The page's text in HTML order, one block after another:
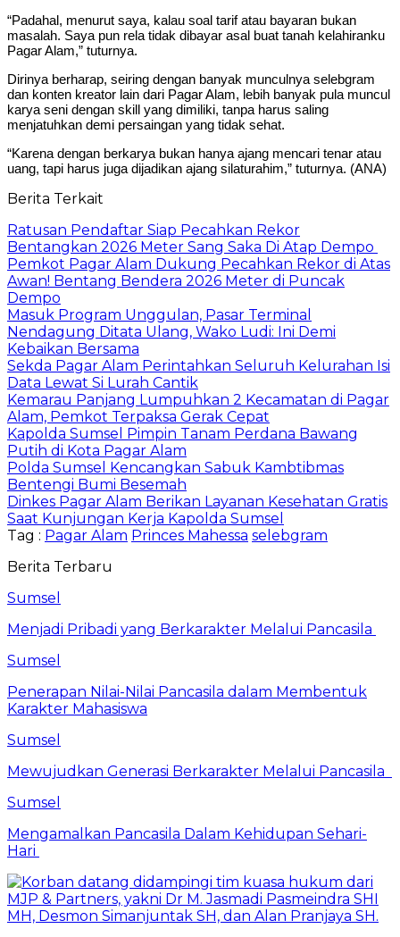
“Padahal, menurut saya, kalau soal tarif atau bayaran bukan
masalah. Saya pun rela tidak dibayar asal buat tanah kelahiranku
Pagar Alam,” tuturnya.
Dirinya berharap, seiring dengan banyak munculnya selebgram
dan konten kreator lain dari Pagar Alam, lebih banyak pula muncul
karya seni dengan skill yang dimiliki, tanpa harus saling
menjatuhkan demi persaingan yang tidak sehat.
“Karena dengan berkarya bukan hanya ajang mencari tenar atau
uang, tapi harus juga dijadikan ajang silaturahim,” tuturnya. (ANA)
Berita Terkait
Ratusan Pendaftar Siap Pecahkan Rekor
Bentangkan 2026 Meter Sang Saka Di Atap Dempo
Pemkot Pagar Alam Dukung Pecahkan Rekor di Atas
Awan! Bentang Bendera 2026 Meter di Puncak
Dempo
Masuk Program Unggulan, Pasar Terminal
Nendagung Ditata Ulang, Wako Ludi: Ini Demi
Kebaikan Bersama
Sekda Pagar Alam Perintahkan Seluruh Kelurahan Isi
Data Lewat Si Lurah Cantik
Kemarau Panjang Lumpuhkan 2 Kecamatan di Pagar
Alam, Pemkot Terpaksa Gerak Cepat
Kapolda Sumsel Pimpin Tanam Perdana Bawang
Putih di Kota Pagar Alam
Polda Sumsel Kencangkan Sabuk Kambtibmas
Bentengi Bumi Besemah
Dinkes Pagar Alam Berikan Layanan Kesehatan Gratis
Saat Kunjungan Kerja Kapolda Sumsel
Tag : Pagar Alam Princes Mahessa selebgram
Berita Terbaru
Sumsel
Menjadi Pribadi yang Berkarakter Melalui Pancasila
Sumsel
Penerapan Nilai-Nilai Pancasila dalam Membentuk
Karakter Mahasiswa
Sumsel
Mewujudkan Generasi Berkarakter Melalui Pancasila
Sumsel
Mengamalkan Pancasila Dalam Kehidupan Sehari-
Hari